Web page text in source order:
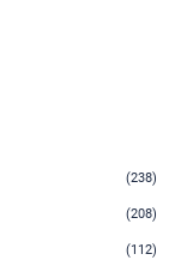
(238)
(208)
(112)